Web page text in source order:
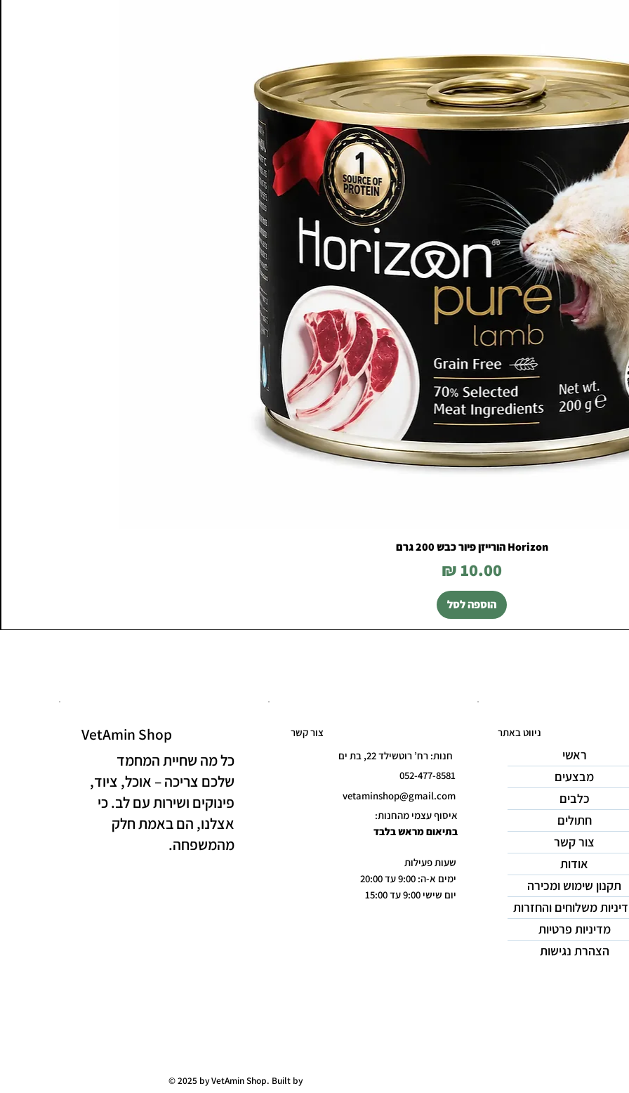
Horizon הורייזן פיור כבש 200 גרם
מחיר
הוספה לסל
VetAmin Shop
כל מה שחיית המחמד
שלכם צריכה – אוכל, ציוד,
פינוקים ושירות עם לב. כי
אצלנו, הם באמת חלק
מהמשפחה.
חנות: רח’ רוטשילד 22, בת ים
052-477-8581
vetaminshop@gmail.com
איסוף עצמי מהחנות:
בתיאום מראש בלבד
שעות פעילות
ימים א-ה: 9:00 עד 20:00
יום שישי 9:00 עד 15:00
צור קשר ניווט באתר
ראשי
מבצעים
כלבים
חתולים
צור קשר
אודות
תקנון שימוש ומכירה
משלוחים והחזרות
מדיניות פרטיות
הצהרת נגישות
© 2025 by VetAmin Shop. Built by